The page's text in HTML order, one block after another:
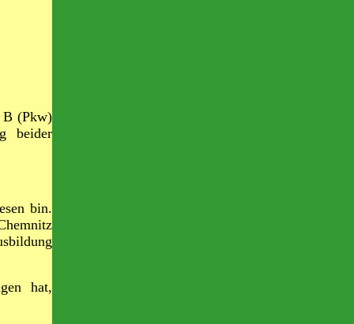
B (Pkw)
beider
bin.
hat,